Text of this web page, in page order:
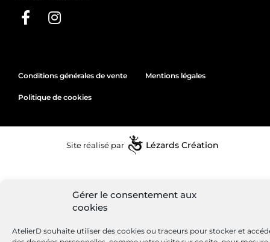
Gérer le consentement aux
cookies
AtelierD souhaite utiliser des cookies ou traceurs pour stocker et
Conditions générales de vente Mentions légales
Politique de cookies
Site réalisé par Lézards Création